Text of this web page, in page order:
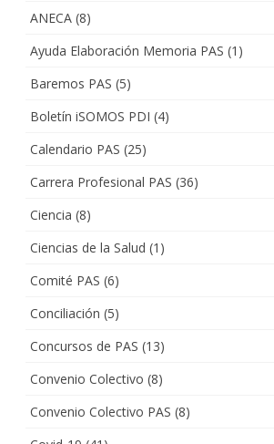
ANECA (8)
Ayuda Elaboración Memoria PAS (1)
Baremos PAS (5)
Boletín iSOMOS PDI (4)
Calendario PAS (25)
Carrera Profesional PAS (36)
Ciencia (8)
Ciencias de la Salud (1)
Comité PAS (6)
Conciliación (5)
Concursos de PAS (13)
Convenio Colectivo (8)
Convenio Colectivo PAS (8)